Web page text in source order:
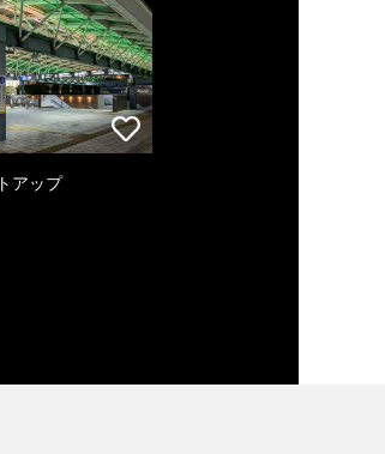
アップ